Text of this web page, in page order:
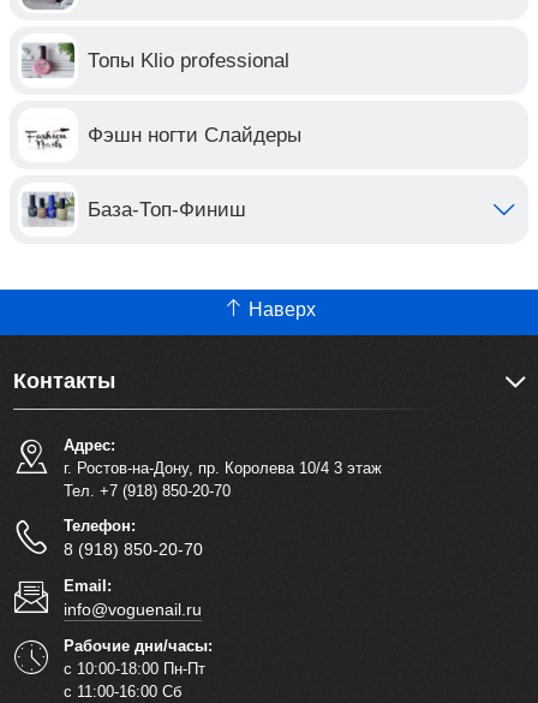
Топы Klio professional
Фэшн ногти Слайдеры
База-Топ-Финиш
Наверх
Контакты
Адрес:
г. Ростов-на-Дону, пр. Королева 10/4 3 этаж
Тел. +7 (918) 850-20-70
Телефон:
8 (918) 850-20-70
Email:
info@voguenail.ru
Рабочие дни/часы:
с 10:00-18:00 Пн-Пт
с 11:00-16:00 Сб